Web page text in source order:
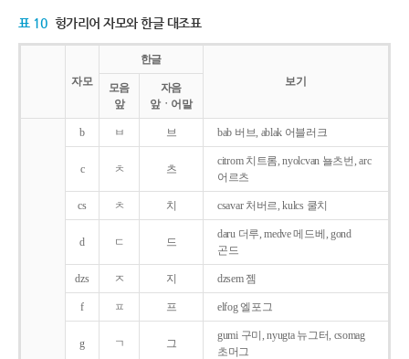
표 10 헝가리어 자모와 한글 대조표
자모
한글
보기
모음
앞
자음
앞ㆍ어말
b ㅂ 브 bab 버브, ablak 어블러크
c ㅊ 츠
citrom 치트롬, nyolcvan 뇰츠번, arc
어르츠
cs ㅊ 치 csavar 처버르, kulcs 쿨치
d ㄷ 드
daru 더루, medve 메드베, gond
곤드
dzs ㅈ 지 dzsem 젬
f ㅍ 프 elfog 엘포그
g ㄱ 그
gumi 구미, nyugta 뉴그터, csomag
초머그